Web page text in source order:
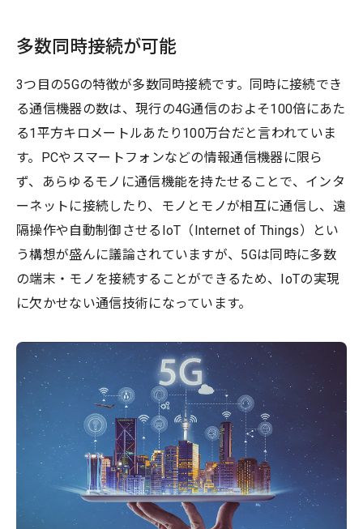
多数同時接続が可能
3つ目の5Gの特徴が多数同時接続です。同時に接続でき
る通信機器の数は、現行の4G通信のおよそ100倍にあた
る1平方キロメートルあたり100万台だと言われていま
す。PCやスマートフォンなどの情報通信機器に限ら
ず、あらゆるモノに通信機能を持たせることで、インタ
ーネットに接続したり、モノとモノが相互に通信し、遠
隔操作や自動制御させるIoT（Internet of Things）とい
う構想が盛んに議論されていますが、5Gは同時に多数
の端末・モノを接続することができるため、IoTの実現
に欠かせない通信技術になっています。